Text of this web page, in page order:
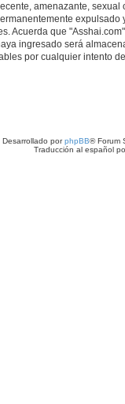
amenazante,
Acuerda que
ingresado será
por cualquier intento
Desarrollado porphpBB® Forum
Traducción al español